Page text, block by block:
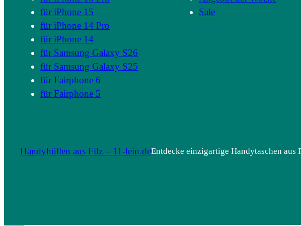
für iPhone 15
für iPhone 14 Pro
für iPhone 14
für Samsung Galaxy S26
für Samsung Galaxy S25
für Fairphone 6
für Fairphone 5
Sale
Handyhüllen aus Filz – 11-lein.deEntdecke einzigartige Handytaschen